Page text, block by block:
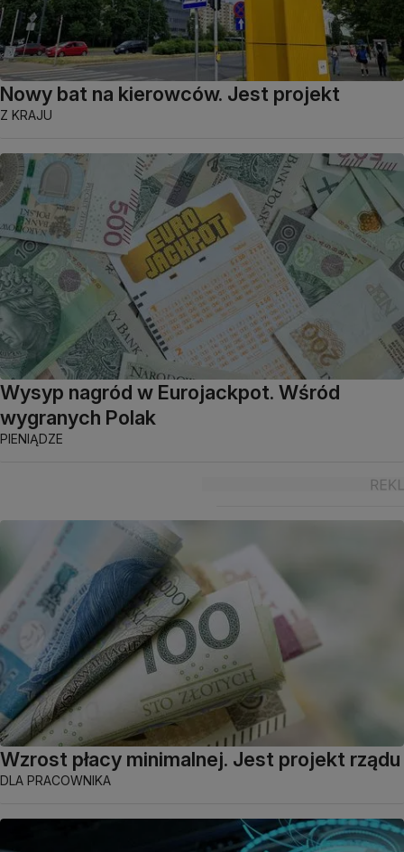
Nowy bat na kierowców. Jest projekt
Z KRAJU
Wysyp nagród w Eurojackpot. Wśród
wygranych Polak
PIENIĄDZE
Wzrost płacy minimalnej. Jest projekt rządu
DLA PRACOWNIKA